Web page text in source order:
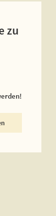
zu